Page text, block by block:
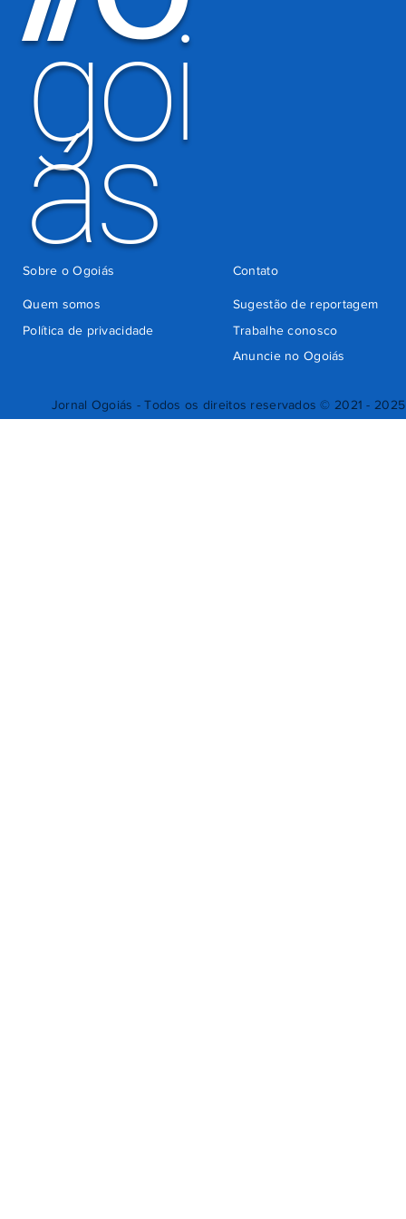
Jornal Ogoiás - Todos os direitos reservados © 2021 - 2025
goi
ás
Quem somos
Sugestão de reportagem
Trabalhe conosco
Política de privacidade
Anuncie no Ogoiás
Contato
Sobre o Ogoiás